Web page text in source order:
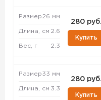
Размер26 мм
Длина, см 2.6
Вес, г 2.3
280 руб.
Купить
Размер33 мм
Длина, см 3.3
280 руб.
Купить